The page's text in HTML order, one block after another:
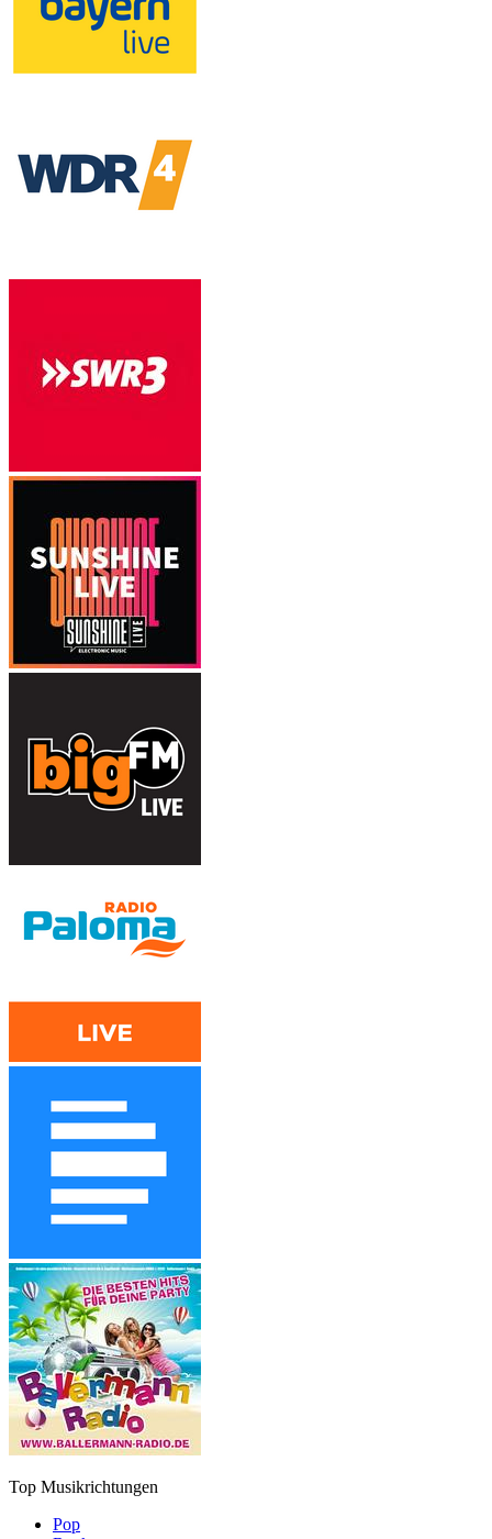
Top Musikrichtungen
Pop